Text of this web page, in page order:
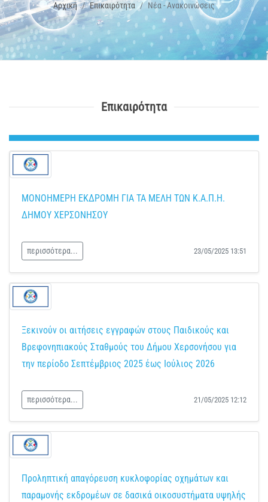
Αρχική Επικαιρότητα Νέα - Ανακοινώσεις
Επικαιρότητα
ΜΟΝΟΗΜΕΡΗ ΕΚΔΡΟΜΗ ΓΙΑ ΤΑ ΜΕΛΗ ΤΩΝ Κ.Α.Π.Η.
ΔΗΜΟΥ ΧΕΡΣΟΝΗΣΟΥ
περισσότερα... 23/05/2025 13:51
Ξεκινούν οι αιτήσεις εγγραφών στους Παιδικούς και
Βρεφονηπιακούς Σταθμούς του Δήμου Χερσονήσου για
την περίοδο Σεπτέμβριος 2025 έως Ιούλιος 2026
περισσότερα... 21/05/2025 12:12
Προληπτική απαγόρευση κυκλοφορίας οχημάτων και
παραμονής εκδρομέων σε δασικά οικοσυστήματα υψηλής